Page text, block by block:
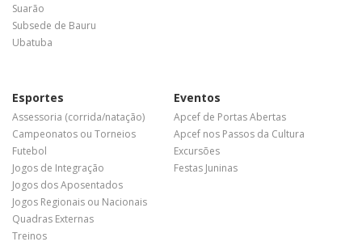
Suarão
Subsede de Bauru
Ubatuba
Esportes
Assessoria (corrida/natação)
Campeonatos ou Torneios
Futebol
Jogos de Integração
Jogos dos Aposentados
Jogos Regionais ou Nacionais
Quadras Externas
Treinos
Eventos
Apcef de Portas Abertas
Apcef nos Passos da Cultura
Excursões
Festas Juninas